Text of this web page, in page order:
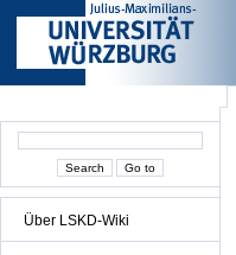
Über LSKD-Wiki